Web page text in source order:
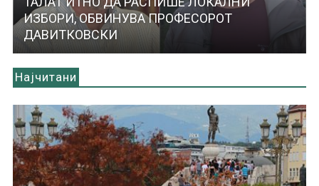
ИЗБОРИ, ОБВИНУВА ПРОФЕСОРОТ
ДАВИТКОВСКИ
Најчитани